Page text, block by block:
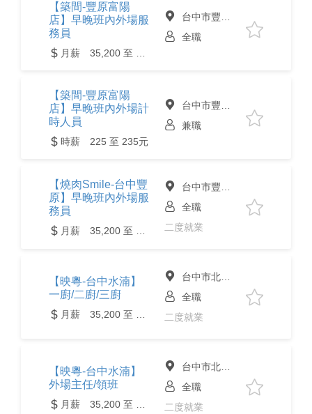
【築間-豐原富陽
店】早晚班內外場服
務員
月薪 35,200 至 49,600元
台中市豐原區
全職
【築間-豐原富陽
店】早晚班內外場計
時人員
時薪 225 至 235元
台中市豐原區
兼職
【燒肉Smile-台中豐
原】早晚班內外場服
務員
月薪 35,200 至 49,600元
台中市豐原區
全職
二度就業
【映粵-台中水湳】
一廚/二廚/三廚
台中市北屯區
全職
二度就業
【映粵-台中水湳】
外場主任/領班
台中市北屯區
全職
二度就業